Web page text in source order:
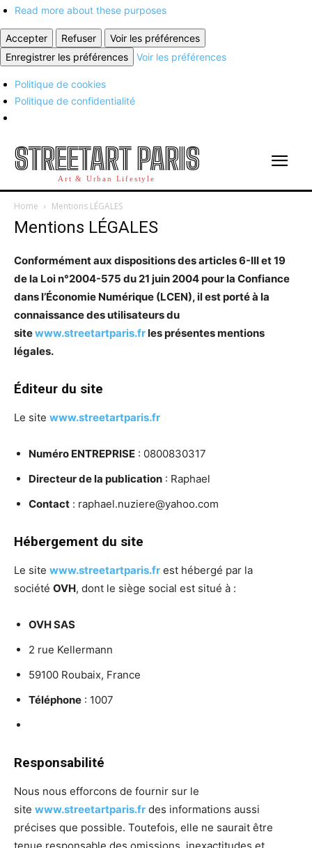
Read more about these purposes
Accepter Refuser
Voir les préférences
Enregistrer les préférences
Voir les préférences
Politique de cookies
Politique de confidentialité
STREETART PARIS
Art & Urban Lifestyle
Home Mentions LÉGALES
Mentions LÉGALES
Conformément aux dispositions des articles 6-III et 19
de la Loi n°2004-575 du 21 juin 2004 pour la Confiance
dans l’Économie Numérique (LCEN), il est porté à la
connaissance des utilisateurs du
sitewww.streetartparis.frles présentes mentions
légales.
Éditeur du site
Le site www.streetartparis.fr
Numéro ENTREPRISE : 0800830317
Directeur de la publication : Raphael
Contact : raphael.nuziere@yahoo.com
Hébergement du site
Le site www.streetartparis.fr est hébergé par la
société OVH, dont le siège social est situé à :
OVH SAS
2 rue Kellermann
59100 Roubaix, France
Téléphone : 1007
Responsabilité
Nous nous efforcons de fournir sur le
site www.streetartparis.fr des informations aussi
précises que possible. Toutefois, elle ne saurait être
tenue responsable des omissions, inexactitudes et